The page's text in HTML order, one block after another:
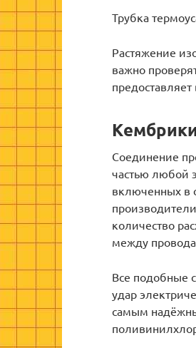
Трубка
Растяжение
важно
Соединение
частью любой
включенных в
количество
между
Все подобные
удар
самым